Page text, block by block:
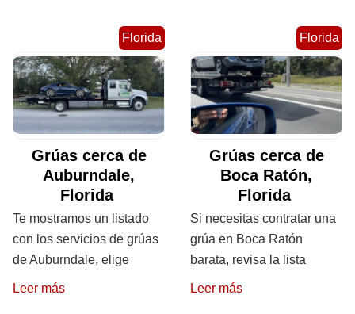
Florida
Grúas cerca de
Auburndale,
Florida
Te mostramos un listado
con los servicios de grúas
de Auburndale, elige
Leer más
Florida
Grúas cerca de
Boca Ratón,
Florida
Si necesitas contratar una
grúa en Boca Ratón
barata, revisa la lista
Leer más